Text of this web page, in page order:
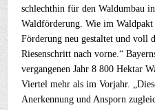
schlechthin für den Waldumbau
Waldförderung. Wie im
Förderung neu gestaltet und voll
Riesenschritt nach vorne.“
vergangenen Jahr 8 800 Hektar
Viertel mehr als im Vorjahr.
Anerkennung und Ansporn